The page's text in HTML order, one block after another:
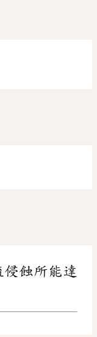
侵蝕所能達